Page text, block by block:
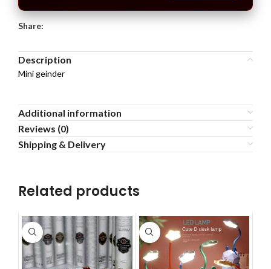
Share:
Description
Mini geinder
Additional information
Reviews (0)
Shipping & Delivery
Related products